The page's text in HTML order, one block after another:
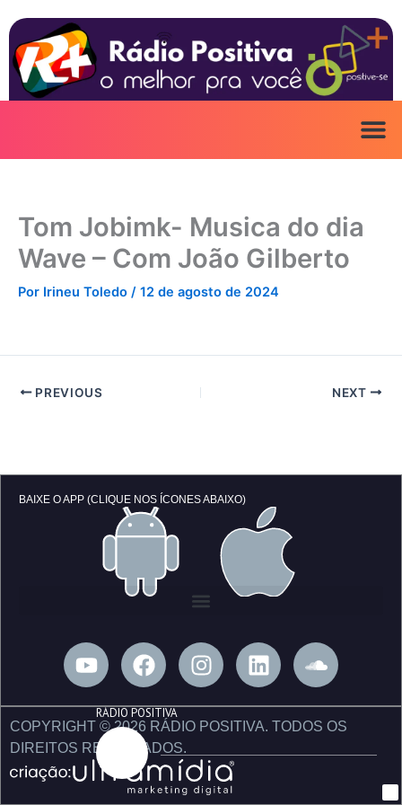
para
conteúdo
Tom Jobimk- Musica do dia
Wave – Com João Gilberto
Por Irineu Toledo / 12 de agosto de 2024
PREVIOUS NEXT
BAIXE O APP (CLIQUE NOS ÍCONES ABAIXO)
Y
o
t
u
b
e
F
a
e
b
o
o
I
n
t
g
r
L
i
k
d
S
o
n
c
COPYRIGHT © 2026 RÁDIO POSITIVA. TODOS OS
DIREITOS RESERVADOS.
RÁDIO POSITIVA